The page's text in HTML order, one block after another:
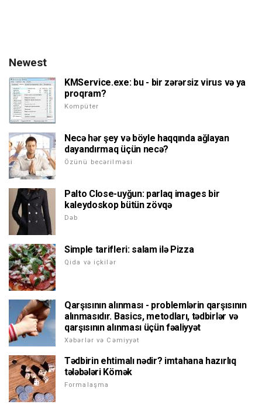
Newest
KMService.exe: bu - bir zərərsiz virus və ya
proqram?
Kompüter
Necə hər şey və böyle haqqında ağlayan
dayandırmaq üçün necə?
Özünü becərilməsi
Palto Close-uyğun: parlaq images bir
kaleydoskop bütün zövqə
Dəb
Simple tarifleri: salam ilə Pizza
Qida və içkilər
Qarşısının alınması - problemlərin qarşısının
alınmasıdır. Basics, metodları, tədbirlər və
qarşısının alınması üçün fəaliyyət
Xəbərlər və Cəmiyyət
Tədbirin ehtimalı nədir? imtahana hazırlıq
tələbələri Kömək
Formalaşma